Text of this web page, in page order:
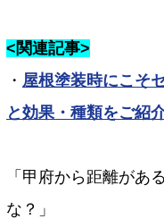
<関連記事>
・ 屋根塗装時にこそ
と効果・種類をご紹
「甲府から距離があ
な？」